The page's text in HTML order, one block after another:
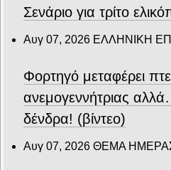
Σενάριο για τρίτο
Αυγ 07, 2026 ΕΛΛΗΝΙΚΗ
Φορτηγό μεταφέρει
ανεμογεννήτριας
δένδρα! (βίντεο)
Αυγ 07, 2026 ΘΕΜΑ